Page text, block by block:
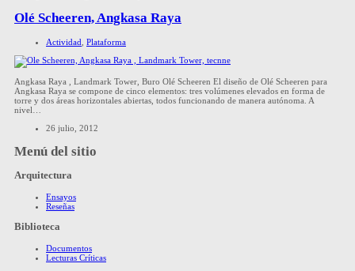
Olé Scheeren, Angkasa Raya
Actividad Plataforma
Angkasa Raya , Landmark Tower, Buro Olé Scheeren El diseño de Olé Scheeren para
Angkasa Raya se compone de cinco elementos: tres volúmenes elevados en forma de
torre y dos áreas horizontales abiertas, todos funcionando de manera autónoma. A
nivel…
26 julio, 2012
Menú del sitio
Arquitectura
Ensayos
Reseñas
Biblioteca
Documentos
Lecturas Críticas